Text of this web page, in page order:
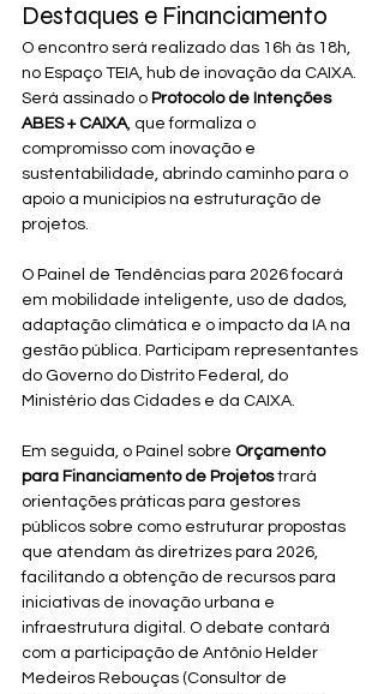
Destaques e Financiamento
O encontro será realizado das 16h às 18h,
no Espaço TEIA, hub de inovação da CAIXA.
Será assinado o Protocolo de Intenções
ABES + CAIXA, que formaliza o
compromisso com inovação e
sustentabilidade, abrindo caminho para o
apoio a municípios na estruturação de
projetos.
O Painel de Tendências para 2026 focará
em mobilidade inteligente, uso de dados,
adaptação climática e o impacto da IA na
gestão pública. Participam representantes
do Governo do Distrito Federal, do
Ministério das Cidades e da CAIXA.
Em seguida, o Painel sobre Orçamento
para Financiamento de Projetos trará
orientações práticas para gestores
públicos sobre como estruturar propostas
que atendam às diretrizes para 2026,
facilitando a obtenção de recursos para
iniciativas de inovação urbana e
infraestrutura digital. O debate contará
com a participação de Antônio Helder
Medeiros Rebouças (Consultor de